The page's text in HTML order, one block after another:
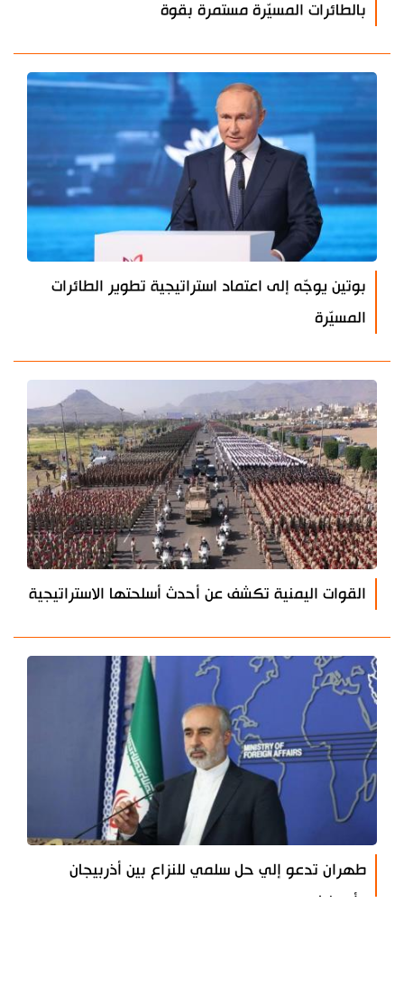
بالطائرات المسيّرة مستمرة بقوة
بوتين يوجّه إلى اعتماد استراتيجية تطوير الطائرات
المسيّرة
القوات اليمنية تكشف عن أحدث أسلحتها الاستراتيجية
طهران تدعو إلي حل سلمي للنزاع بين أذربيجان
وأرمينيا